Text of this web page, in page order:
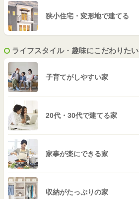
狭小住宅・変形地で建てる
ライフスタイル・趣味にこだわりたい
子育てがしやすい家
20代・30代で建てる家
家事が楽にできる家
収納がたっぷりの家